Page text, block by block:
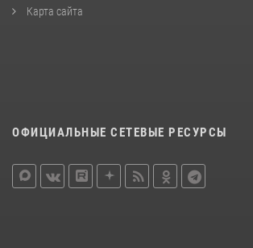
Карта сайта
ОФИЦИАЛЬНЫЕ СЕТЕВЫЕ РЕСУРСЫ